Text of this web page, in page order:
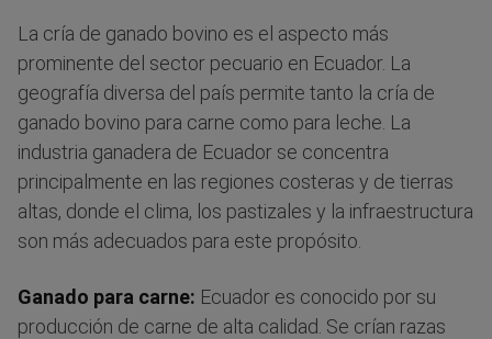
La cría de ganado bovino es el aspecto más
prominente del sector pecuario en Ecuador. La
geografía diversa del país permite tanto la cría de
ganado bovino para carne como para leche. La
industria ganadera de Ecuador se concentra
principalmente en las regiones costeras y de tierras
altas, donde el clima, los pastizales y la infraestructura
son más adecuados para este propósito.
Ganado para carne: Ecuador es conocido por su
producción de carne de alta calidad. Se crían razas